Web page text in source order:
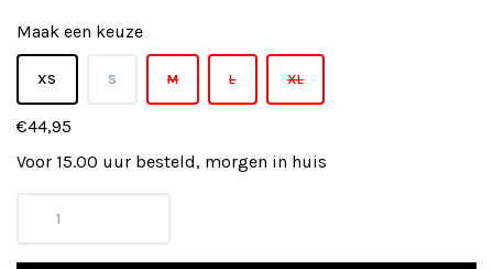
Maak een keuze
XS S M L XL
€44,95
Voor 15.00 uur besteld, morgen in huis